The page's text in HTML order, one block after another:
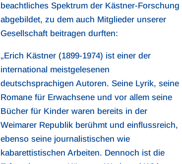
beachtliches Spektrum der Kästner-Forschung
abgebildet, zu dem auch Mitglieder unserer
Gesellschaft beitragen durften:
„Erich Kästner (1899-1974) ist einer der
international meistgelesenen
deutschsprachigen Autoren. Seine Lyrik, seine
Romane für Erwachsene und vor allem seine
Bücher für Kinder waren bereits in der
Weimarer Republik berühmt und einflussreich,
ebenso seine journalistischen wie
kabarettistischen Arbeiten. Dennoch ist die